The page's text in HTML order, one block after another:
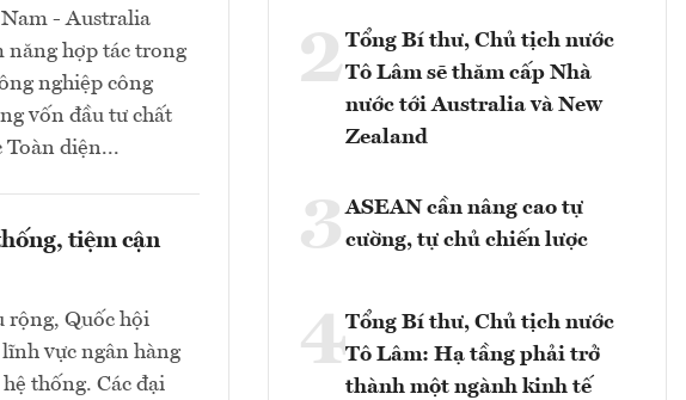
- Australia
năng hợp tác trong
nghiệp công
vốn đầu tư chất
Toàn diện...
tiệm cận
rộng, Quốc hội
vực ngân hàng
thống. Các đại
2Tổng Bí thư, Chủ tịch nước
Tô Lâm sẽ thăm cấp Nhà
nước tới Australia và New
Zealand
3 ASEAN cần nâng cao tự
cường, tự chủ chiến lược
4Tổng Bí thư, Chủ tịch nước
Tô Lâm: Hạ tầng phải trở
thành một ngành kinh tế